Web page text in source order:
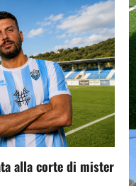
alla corte di mister